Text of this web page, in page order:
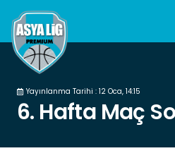
Yayınlanma Tarihi : 12 Oca, 14:15
6. Hafta Maç